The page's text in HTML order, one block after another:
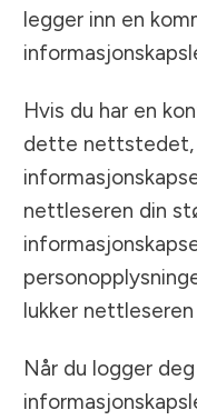
legger inn en
Hvis du har en
dette nettstedet,
nettleseren din
lukker nettleseren
Når du logger